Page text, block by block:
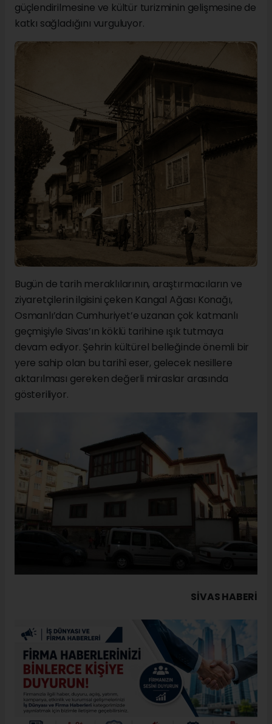
güçlendirilmesine ve kültür turizminin gelişmesine de
katkı sağladığını vurguluyor.
Bugün de tarih meraklılarının, araştırmacıların ve
ziyaretçilerin ilgisini çeken Kangal Ağası Konağı,
Osmanlı’dan Cumhuriyet’e uzanan çok katmanlı
geçmişiyle Sivas’ın köklü tarihine ışık tutmaya
devam ediyor. Şehrin kültürel belleğinde önemli bir
yere sahip olan bu tarihî eser, gelecek nesillere
aktarılması gereken değerli miraslar arasında
gösteriliyor.
SIVAS HABERİ